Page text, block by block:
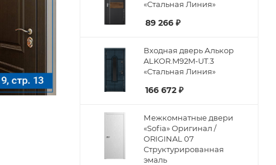
«Стальная Линия»
89 266 ₽
Входная дверь Алькор
ALKOR.M92M-UT.3
«Стальная Линия»
166 672 ₽
Межкомнатные двери
«Sofia» Оригинал /
ORIGINAL 07
Структурированная
эмаль